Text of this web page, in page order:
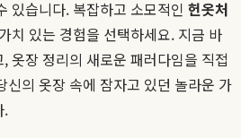
있습니다. 복잡하고 소모적인 헌옷처
치 있는 경험을 선택하세요. 지금 바
옷장 정리의 새로운 패러다임을 직접
신의 옷장 속에 잠자고 있던 놀라운 가
.